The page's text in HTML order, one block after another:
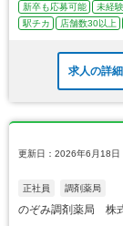
新卒も応募可能 未経
駅チカ
店舗数30以上
求人の詳
更新日：2026年6月18日
正社員 調剤薬局
のぞみ調剤薬局 株